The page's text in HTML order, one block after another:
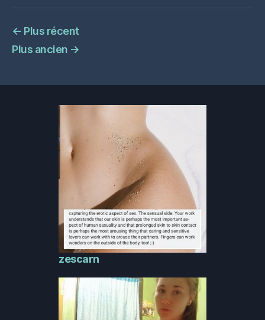
← Plus récent
Plus ancien →
zescarn